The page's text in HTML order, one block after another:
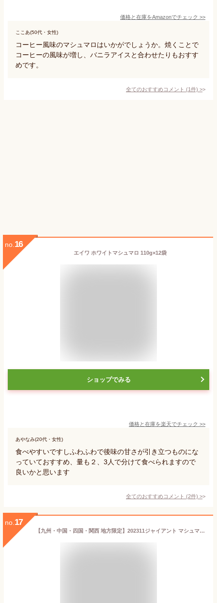
価格と在庫をAmazonでチェック >>
ここあ(50代・女性)
コーヒー風味のマシュマロはいかがでしょうか。焼くことで
コーヒーの風味が増し、バニラアイスと合わせたりもおすす
めです。
全てのおすすめコメント (1件) >
no. 16
エイワ ホワイトマシュマロ 110g×12袋
ショップでみる
価格と在庫を楽天でチェック >>
あやなみ(20代・女性)
食べやすいですしふわふわで後味の甘さが引き立つものにな
っていておすすめ、量も２、3人で分けて食べられますので
良いかと思います
全てのおすすめコメント (2件) >
no. 17
【九州・中国・四国・関西 地方限定】202311ジャイアント マシュマロ 793g キャンプファイヤー DOUMAK キャンプ バーベキュー BBQビックサイズ 特大【smtb-ms】990001